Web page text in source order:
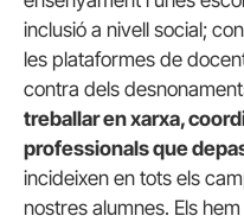
inclusió a nivell social;
les plataformes de
contra dels
treballar en xarxa,
professionals que
incideixen en tots els
nostres alumnes. Els